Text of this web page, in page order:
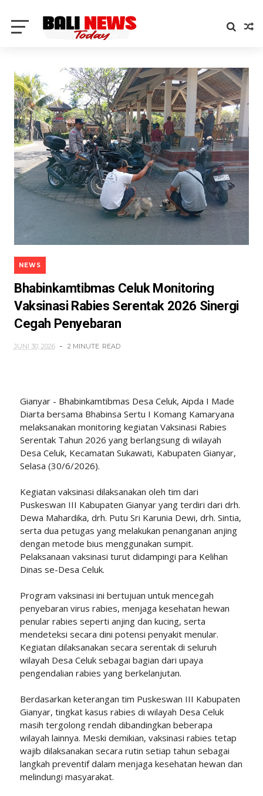
NEWS
Bhabinkamtibmas Celuk Monitoring
Vaksinasi Rabies Serentak 2026 Sinergi
Cegah Penyebaran
JUNI 30, 2026 2 MINUTE READ
Gianyar - Bhabinkamtibmas Desa Celuk, Aipda I Made
Diarta bersama Bhabinsa Sertu I Komang Kamaryana
melaksanakan monitoring kegiatan Vaksinasi Rabies
Serentak Tahun 2026 yang berlangsung di wilayah
Desa Celuk, Kecamatan Sukawati, Kabupaten Gianyar,
Selasa (30/6/2026).
Kegiatan vaksinasi dilaksanakan oleh tim dari
Puskeswan III Kabupaten Gianyar yang terdiri dari drh.
Dewa Mahardika, drh. Putu Sri Karunia Dewi, drh. Sintia,
serta dua petugas yang melakukan penanganan anjing
dengan metode bius menggunakan sumpit.
Pelaksanaan vaksinasi turut didampingi para Kelihan
Dinas se-Desa Celuk.
Program vaksinasi ini bertujuan untuk mencegah
penyebaran virus rabies, menjaga kesehatan hewan
penular rabies seperti anjing dan kucing, serta
mendeteksi secara dini potensi penyakit menular.
Kegiatan dilaksanakan secara serentak di seluruh
wilayah Desa Celuk sebagai bagian dari upaya
pengendalian rabies yang berkelanjutan.
Berdasarkan keterangan tim Puskeswan III Kabupaten
Gianyar, tingkat kasus rabies di wilayah Desa Celuk
masih tergolong rendah dibandingkan beberapa
wilayah lainnya. Meski demikian, vaksinasi rabies tetap
wajib dilaksanakan secara rutin setiap tahun sebagai
langkah preventif dalam menjaga kesehatan hewan dan
melindungi masyarakat.